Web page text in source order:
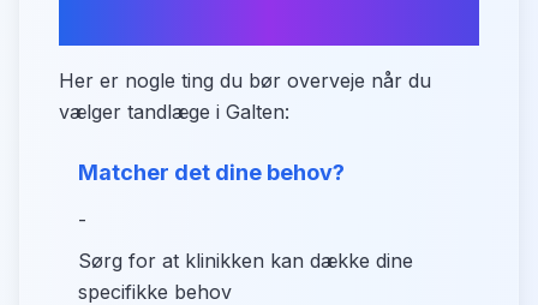
Her er nogle ting du bør overveje når du
vælger tandlæge i Galten:
Matcher det dine behov?
-
Sørg for at klinikken kan dække dine
specifikke behov